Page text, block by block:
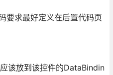
要求最好定义在后置代码页
该放到该控件的DataBindin